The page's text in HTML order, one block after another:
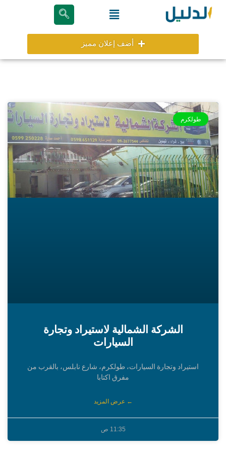
تخطي
Menu
أضف إعلان مميز
طولكرم
الشركة الشمالية لاستيراد وتجارة
السيارات
استيراد وتجارة السيارات، طولكرم، شارع نابلس، بالقرب من
مفرق اكتابا
← عرض المزيد
11:35 ص